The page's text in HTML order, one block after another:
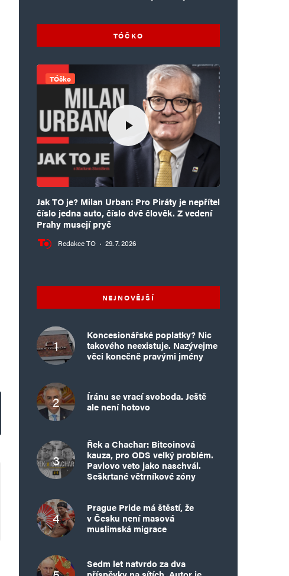
TÓČKO
TÓčko
Jak TO je? Milan Urban: Pro Piráty je nepřítel
číslo jedna auto, číslo dvě člověk. Z vedení
Prahy musejí pryč
Redakce TO · 29. 7. 2026
NEJNOVĚJŠÍ
Koncesionářské poplatky? Nic
takového neexistuje. Nazývejme
věci konečně pravými jmény
Íránu se vrací svoboda. Ještě
ale není hotovo
Řek a Chachar: Bitcoinová
kauza, pro ODS velký problém.
Pavlovo veto jako naschvál.
Seškrtané větrníkové zóny
Prague Pride má štěstí, že
v Česku není masová
muslimská migrace
Sedm let natvrdo za dva